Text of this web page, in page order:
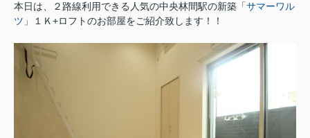
本日は、２路線利用できる人気の中央林間駅の新築「サマーワル
ツ 」１Ｋ+ロフトのお部屋をご紹介致します！！